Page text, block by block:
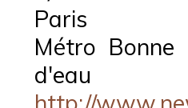
Paris
Métro Bonne
d'eau